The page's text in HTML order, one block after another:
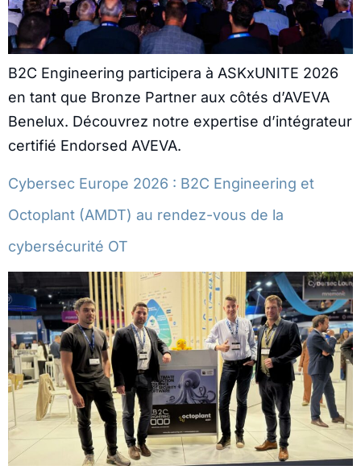
B2C Engineering participera à ASKxUNITE 2026
en tant que Bronze Partner aux côtés d’AVEVA
Benelux. Découvrez notre expertise d’intégrateur
certifié Endorsed AVEVA.
Cybersec Europe 2026 : B2C Engineering et
Octoplant (AMDT) au rendez-vous de la
cybersécurité OT